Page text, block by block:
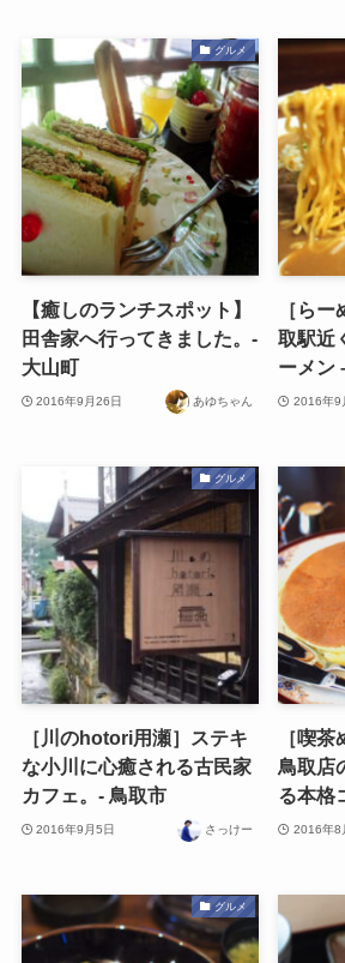
グルメ
【癒しのランチスポット】
田舎家へ行ってきました。-
大山町
2016年9月26日 あゆちゃん
［ら
取駅近
ーメン
2016年9
グルメ
［川のhotori用瀬］ステキ
な小川に心癒される古民家
カフェ。- 鳥取市
2016年9月5日 さっけー
［喫
鳥取店
る本格
2016年8
グルメ